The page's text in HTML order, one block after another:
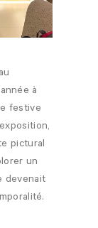
à
festive
pictural
un
devenait